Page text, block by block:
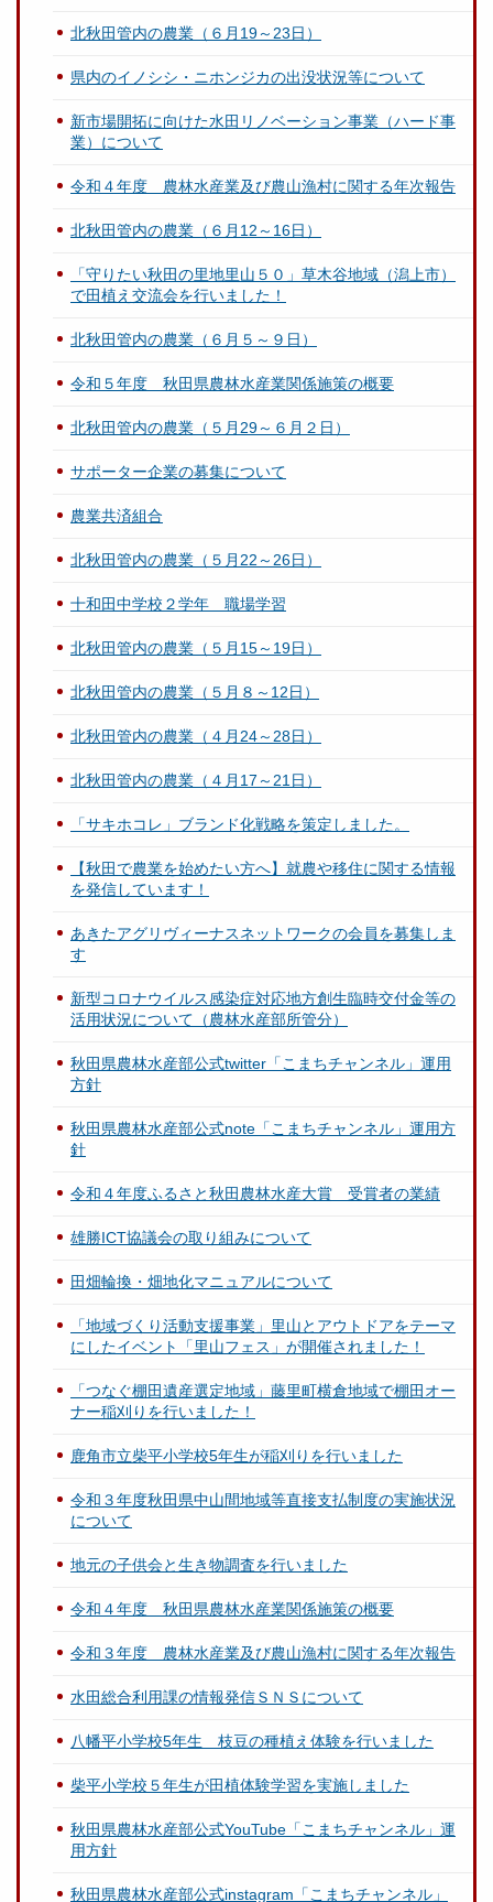
北秋田管内の農業（６月19～23日）
県内のイノシシ・ニホンジカの出没状況等について
新市場開拓に向けた水田リノベーション事業（ハード事
業）について
令和４年度 農林水産業及び農山漁村に関する年次報告
北秋田管内の農業（６月12～16日）
「守りたい秋田の里地里山５０」草木谷地域（潟上市）
で田植え交流会を行いました！
北秋田管内の農業（６月５～９日）
令和５年度 秋田県農林水産業関係施策の概要
北秋田管内の農業（５月29～６月２日）
サポーター企業の募集について
農業共済組合
北秋田管内の農業（５月22～26日）
十和田中学校２学年 職場学習
北秋田管内の農業（５月15～19日）
北秋田管内の農業（５月８～12日）
北秋田管内の農業（４月24～28日）
北秋田管内の農業（４月17～21日）
「サキホコレ」ブランド化戦略を策定しました。
【秋田で農業を始めたい方へ】就農や移住に関する情報
を発信しています！
あきたアグリヴィーナスネットワークの会員を募集しま
す
新型コロナウイルス感染症対応地方創生臨時交付金等の
活用状況について（農林水産部所管分）
秋田県農林水産部公式twitter「こまちチャンネル」運用
方針
秋田県農林水産部公式note「こまちチャンネル」運用方
針
令和４年度ふるさと秋田農林水産大賞 受賞者の業績
雄勝ICT協議会の取り組みについて
田畑輪換・畑地化マニュアルについて
「地域づくり活動支援事業」里山とアウトドアをテーマ
にしたイベント「里山フェス」が開催されました！
「つなぐ棚田遺産選定地域」藤里町横倉地域で棚田オー
ナー稲刈りを行いました！
鹿角市立柴平小学校5年生が稲刈りを行いました
令和３年度秋田県中山間地域等直接支払制度の実施状況
について
地元の子供会と生き物調査を行いました
令和４年度 秋田県農林水産業関係施策の概要
令和３年度 農林水産業及び農山漁村に関する年次報告
水田総合利用課の情報発信ＳＮＳについて
八幡平小学校5年生 枝豆の種植え体験を行いました
柴平小学校５年生が田植体験学習を実施しました
秋田県農林水産部公式YouTube「こまちチャンネル」運
用方針
秋田県農林水産部公式instagram「こまちチャンネル」